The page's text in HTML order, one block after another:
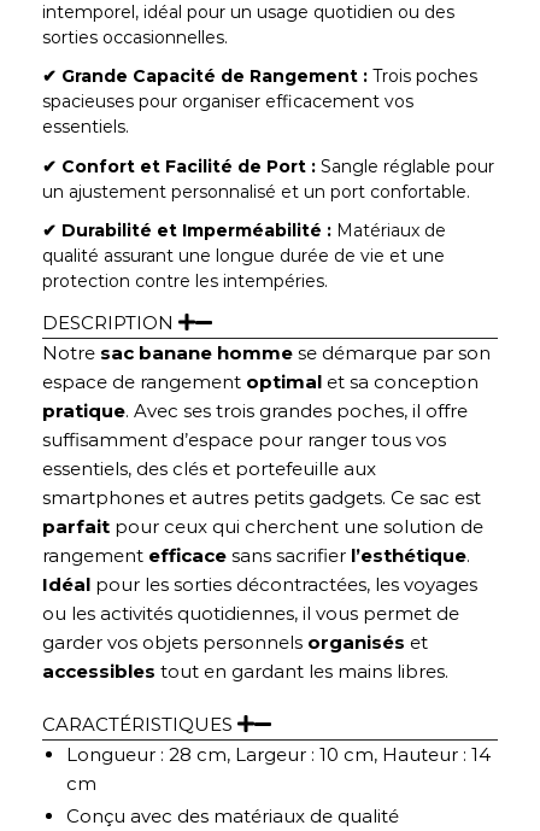
intemporel, idéal pour un usage quotidien ou des
sorties occasionnelles.
✔︎ Grande Capacité de Rangement : Trois poches
spacieuses pour organiser efficacement vos
essentiels.
✔︎ Confort et Facilité de Port : Sangle réglable pour
un ajustement personnalisé et un port confortable.
✔︎ Durabilité et Imperméabilité : Matériaux de
qualité assurant une longue durée de vie et une
protection contre les intempéries.
DESCRIPTION
Notre sac banane homme se démarque par son
espace de rangement optimal et sa conception
pratique. Avec ses trois grandes poches, il offre
suffisamment d’espace pour ranger tous vos
essentiels, des clés et portefeuille aux
smartphones et autres petits gadgets. Ce sac est
parfait pour ceux qui cherchent une solution de
rangement efficace sans sacrifier l’esthétique.
Idéal pour les sorties décontractées, les voyages
ou les activités quotidiennes, il vous permet de
garder vos objets personnels organisés et
accessibles tout en gardant les mains libres.
CARACTÉRISTIQUES
Longueur : 28 cm, Largeur : 10 cm, Hauteur : 14
cm
Conçu avec des matériaux de qualité